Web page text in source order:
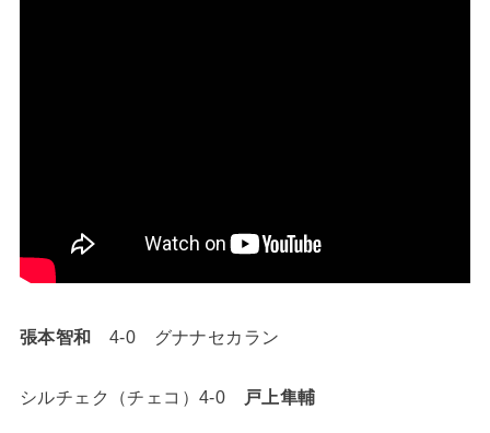
張本智和 4-0 グナナセカラン
シルチェク（チェコ）4-0 戸上隼輔